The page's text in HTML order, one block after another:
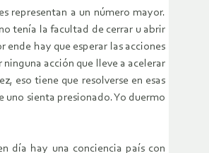
representan a un número mayor.
tenía la facultad de cerrar u abrir
hay que esperar las acciones
acción que lleve a acelerar
eso tiene que resolverse en esas
uno sienta presionado. Yo duermo
día hay una conciencia país con